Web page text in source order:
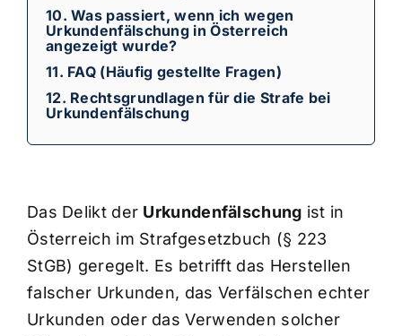
10. Was passiert, wenn ich wegen
Urkundenfälschung in Österreich
angezeigt wurde?
11. FAQ (Häufig gestellte Fragen)
12. Rechtsgrundlagen für die Strafe bei
Urkundenfälschung
Das Delikt der Urkundenfälschung ist in
Österreich im Strafgesetzbuch (§ 223
StGB) geregelt. Es betrifft das Herstellen
falscher Urkunden, das Verfälschen echter
Urkunden oder das Verwenden solcher